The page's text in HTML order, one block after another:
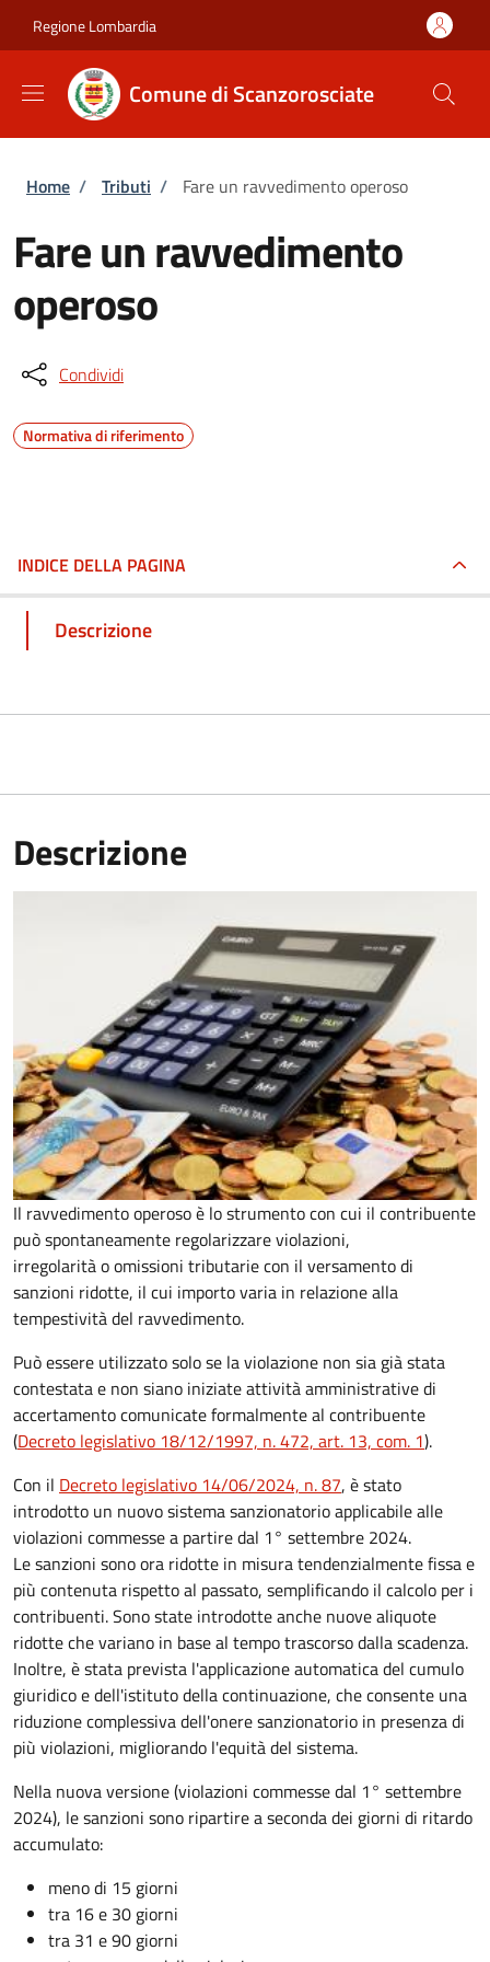
Regione Lombardia
Comune di Scanzorosciate
Briciole di pane
Home / Tributi / Fare un ravvedimento operoso
Fare un ravvedimento
operoso
Condividi
Normativa di riferimento
INDICE DELLA PAGINA
Descrizione
Descrizione
Il ravvedimento operoso è lo strumento con cui il contribuente
può spontaneamente regolarizzare violazioni,
irregolarità o omissioni tributarie con il versamento di
sanzioni ridotte, il cui importo varia in relazione alla
tempestività del ravvedimento.
Può essere utilizzato solo se la violazione non sia già stata
contestata e non siano iniziate attività amministrative di
accertamento comunicate formalmente al contribuente
(Decreto legislativo 18/12/1997, n. 472, art. 13, com. 1).
Con il Decreto legislativo 14/06/2024, n. 87, è stato
introdotto un nuovo sistema sanzionatorio applicabile alle
violazioni commesse a partire dal 1° settembre 2024.
Le sanzioni sono ora ridotte in misura tendenzialmente fissa e
più contenuta rispetto al passato, semplificando il calcolo per i
contribuenti. Sono state introdotte anche nuove aliquote
ridotte che variano in base al tempo trascorso dalla scadenza.
Inoltre, è stata prevista l'applicazione automatica del cumulo
giuridico e dell'istituto della continuazione, che consente una
riduzione complessiva dell'onere sanzionatorio in presenza di
più violazioni, migliorando l'equità del sistema.
Nella nuova versione (violazioni commesse dal 1° settembre
2024), le sanzioni sono ripartire a seconda dei giorni di ritardo
accumulato:
meno di 15 giorni
tra 16 e 30 giorni
tra 31 e 90 giorni